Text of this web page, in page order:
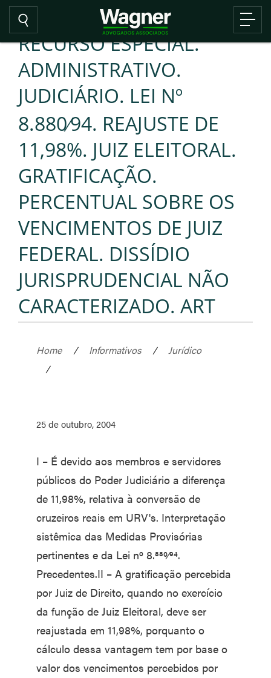
RECURSO ESPECIAL.
ADMINISTRATIVO.
JUDICIÁRIO. LEI Nº
8.880⁄94. REAJUSTE DE
11,98%. JUIZ ELEITORAL.
GRATIFICAÇÃO.
PERCENTUAL SOBRE OS
VENCIMENTOS DE JUIZ
FEDERAL. DISSÍDIO
JURISPRUDENCIAL NÃO
CARACTERIZADO. ART
Home / Informativos /
Jurídico
/
25 de outubro, 2004
I – É devido aos membros e servidores
públicos do Poder Judiciário a diferença
de 11,98%, relativa à conversão de
cruzeiros reais em URV's. Interpretação
sistêmica das Medidas Provisórias
pertinentes e da Lei nº 8.880⁄94.
Precedentes.II – A gratificação percebida
por Juiz de Direito, quando no exercício
da função de Juiz Eleitoral, deve ser
reajustada em 11,98%, porquanto o
cálculo dessa vantagem tem por base o
valor dos vencimentos percebidos por